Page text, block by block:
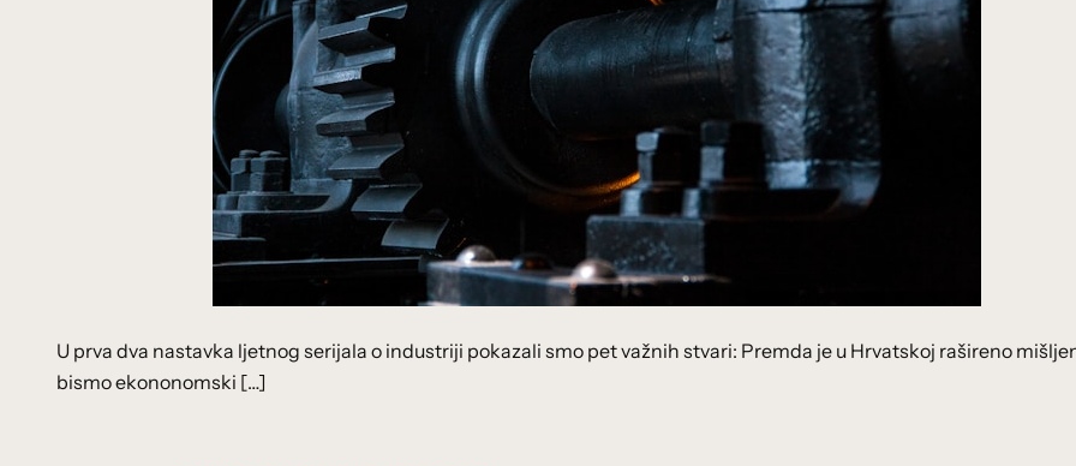
U prva dva nastavka ljetnog serijala o industriji pokazali smo pet važnih stvari: Premda je u Hrvatskoj rašireno
bismo ekononomski […]